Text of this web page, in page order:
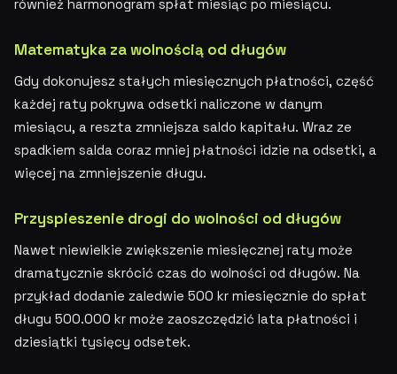
również harmonogram spłat miesiąc po miesiącu.
Matematyka za wolnością od długów
Gdy dokonujesz stałych miesięcznych płatności, część
każdej raty pokrywa odsetki naliczone w danym
miesiącu, a reszta zmniejsza saldo kapitału. Wraz ze
spadkiem salda coraz mniej płatności idzie na odsetki, a
więcej na zmniejszenie długu.
Przyspieszenie drogi do wolności od długów
Nawet niewielkie zwiększenie miesięcznej raty może
dramatycznie skrócić czas do wolności od długów. Na
przykład dodanie zaledwie 500 kr miesięcznie do spłat
długu 500.000 kr może zaoszczędzić lata płatności i
dziesiątki tysięcy odsetek.